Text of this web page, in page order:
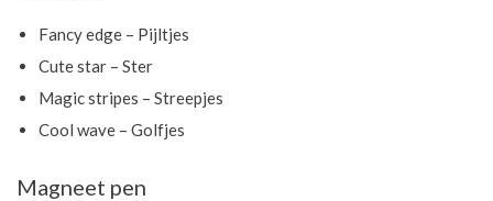
Fancy edge – Pijltjes
Cute star – Ster
Magic stripes – Streepjes
Cool wave – Golfjes
Magneet pen